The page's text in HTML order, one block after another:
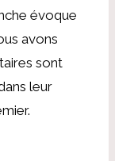
évoque
avons
sont
leur